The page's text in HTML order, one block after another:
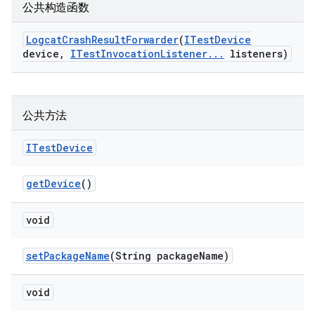
公共构造函数
LogcatCrashResultForwarder(ITestDevice
device , ITestInvocationListener. . . listeners)
公共方法
ITestDevice
getDevice()
void
setPackageName(String packageName)
void